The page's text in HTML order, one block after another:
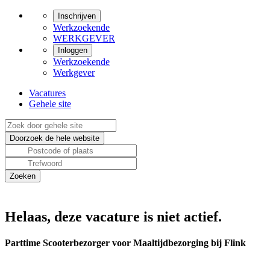
Inschrijven
Werkzoekende
WERKGEVER
Inloggen
Werkzoekende
Werkgever
Vacatures
Gehele site
Helaas, deze vacature is niet actief.
Parttime Scooterbezorger voor Maaltijdbezorging bij Flink